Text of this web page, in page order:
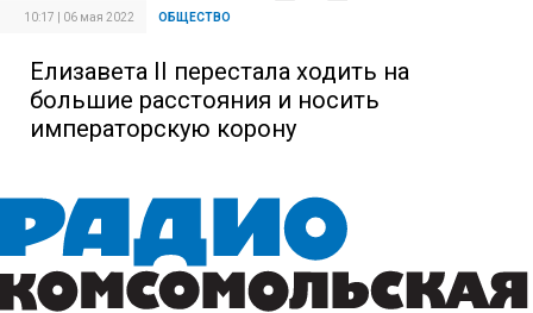
10:17 | 06 мая 2022 ОБЩЕСТВО
Елизавета II перестала ходить на
большие расстояния и носить
императорскую корону